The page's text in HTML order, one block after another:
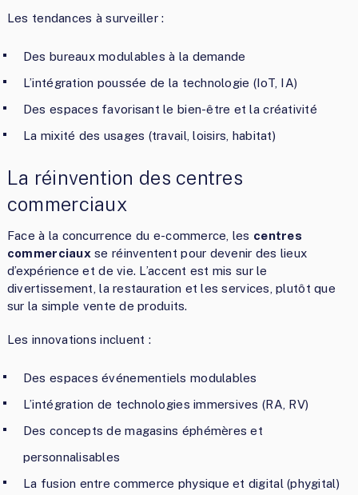
Les tendances à surveiller :
Des bureaux modulables à la demande
L’intégration poussée de la technologie (IoT, IA)
Des espaces favorisant le bien-être et la créativité
La mixité des usages (travail, loisirs, habitat)
La réinvention des centres
commerciaux
Face à la concurrence du e-commerce, les centres
commerciaux se réinventent pour devenir des lieux
d’expérience et de vie. L’accent est mis sur le
divertissement, la restauration et les services, plutôt que
sur la simple vente de produits.
Les innovations incluent :
Des espaces événementiels modulables
L’intégration de technologies immersives (RA, RV)
Des concepts de magasins éphémères et
personnalisables
La fusion entre commerce physique et digital (phygital)